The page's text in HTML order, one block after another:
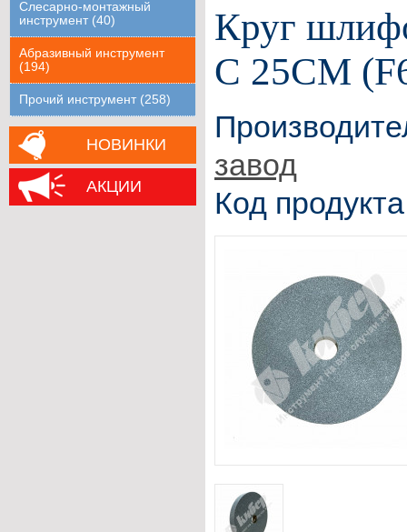
Слесарно-монтажный
инструмент (40)
Абразивный инструмент
(194)
Прочий инструмент (258)
НОВИНКИ
АКЦИИ
Круг
С 25СМ
завод
Код